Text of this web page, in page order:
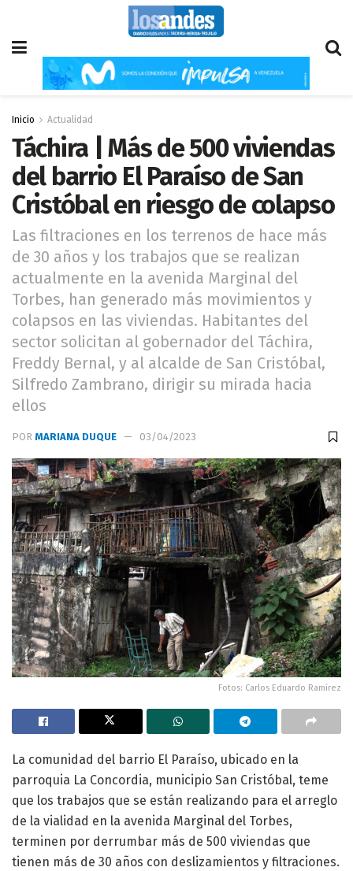
Inicio Actualidad
Táchira | Más de 500 viviendas
del barrio El Paraíso de San
Cristóbal en riesgo de colapso
Las filtraciones en los terrenos de hace más
de 30 años y los trabajos que se realizan
actualmente en la avenida Marginal del
Torbes, han generado más movimientos y
colapsos en las viviendas. Habitantes del
sector solicitan al gobernador del Táchira,
Freddy Bernal, y al alcalde de San Cristóbal,
Silfredo Zambrano, dirigir su mirada hacia
ellos
POR MARIANA DUQUE 03/04/2023
Fotos: Carlos Eduardo Ramírez
La comunidad del barrio El Paraíso, ubicado en la
parroquia La Concordia, municipio San Cristóbal, teme
que los trabajos que se están realizando para el arreglo
de la vialidad en la avenida Marginal del Torbes,
terminen por derrumbar más de 500 viviendas que
tienen más de 30 años con deslizamientos y filtraciones.